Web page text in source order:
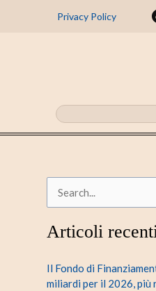
Privacy Policy
r
a
Articoli
Il Fondo di
miliardi per il 2026, più